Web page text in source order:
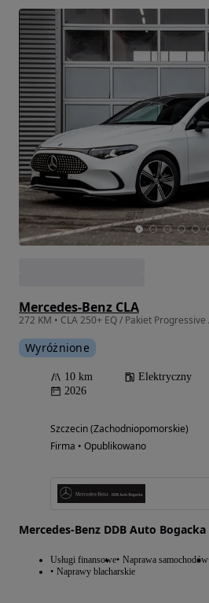
Mercedes-Benz CLA
Wyróżnione
10 km Elektryczny
2026
Szczecin (Zachodniopomorskie)
Firma • Opublikowano
Mercedes-Benz DDB Auto Bogacka
Usługi finansowe Naprawa samochodów
Naprawy blacharskie